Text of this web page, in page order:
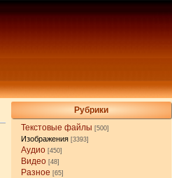
Рубрики
Текстовые файлы [500]
Изображения [3393]
Аудио [450]
Видео [48]
Разное [65]